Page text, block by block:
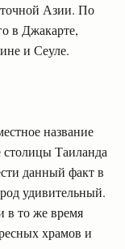
Азии. По
в Джакарте,
и Сеуле.
название
Таиланда
данный факт в
удивительный.
то же время
храмов и